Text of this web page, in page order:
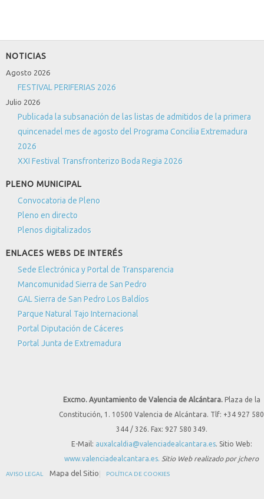
NOTICIAS
Agosto 2026
FESTIVAL PERIFERIAS 2026
Julio 2026
Publicada la subsanación de las listas de admitidos de la primera
quincenadel mes de agosto del Programa Concilia Extremadura
2026
XXI Festival Transfronterizo Boda Regia 2026
PLENO MUNICIPAL
Convocatoria de Pleno
Pleno en directo
Plenos digitalizados
ENLACES WEBS DE INTERÉS
Sede Electrónica y Portal de Transparencia
Mancomunidad Sierra de San Pedro
GAL Sierra de San Pedro Los Baldíos
Parque Natural Tajo Internacional
Portal Diputación de Cáceres
Portal Junta de Extremadura
Excmo. Ayuntamiento de Valencia de Alcántara. Plaza de la
Constitución, 1. 10500 Valencia de Alcántara. Tlf: +34 927 580
344 / 326. Fax: 927 580 349.
E-Mail: auxalcaldia@valenciadealcantara.es. Sitio Web:
www.valenciadealcantara.es. Sitio Web realizado por jchero
AVISO LEGAL Mapa del Sitio POLÍTICA DE COOKIES